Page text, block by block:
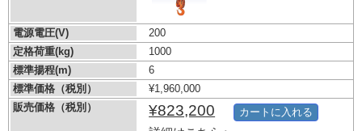
電源電圧(V)
200
定格荷重(kg)
1000
標準揚程(m)
6
標準価格（税別）
¥1,960,000
販売価格（税別）
¥823,200 カートに入れる